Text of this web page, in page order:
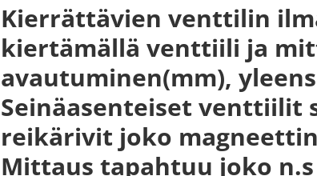
Kierrättävien venttilin
kiertämällä venttiili ja
avautuminen(mm),
Seinäasenteiset venttiilit
reikärivit joko
Mittaus tapahtuu joko